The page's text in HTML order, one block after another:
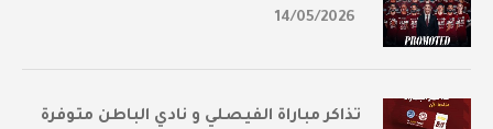
14/05/2026
تذاكر مباراة الفيصلي و نادي الباطن متوفرة